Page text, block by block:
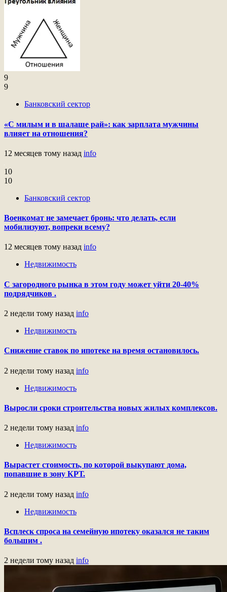
9
9
Банковский сектор
«С милым и в шалаше рай»: как зарплата мужчины
влияет на отношения?
12 месяцев тому назад info
10
10
Банковский сектор
Военкомат не замечает бронь: что делать, если
мобилизуют, вопреки всему?
12 месяцев тому назад info
Недвижимость
С загородного рынка в этом году может уйти 20-40%
подрядчиков .
2 недели тому назад info
Недвижимость
Снижение ставок по ипотеке на время остановилось.
2 недели тому назад info
Недвижимость
Выросли сроки строительства новых жилых комплексов.
2 недели тому назад info
Недвижимость
Вырастет стоимость, по которой выкупают дома,
попавшие в зону КРТ.
2 недели тому назад info
Недвижимость
Всплеск спроса на семейную ипотеку оказался не таким
большим .
2 недели тому назад info